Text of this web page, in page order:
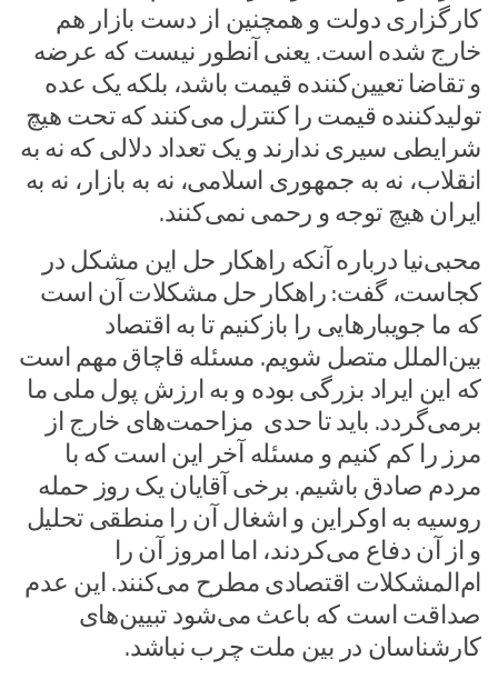
کارگزاری دولت و همچنین از دست بازار هم
خارج شده است. یعنی آنطور نیست که عرضه
و تقاضا تعیین‌کننده قیمت باشد، بلکه یک عده
تولیدکننده‌ قیمت را کنترل می‌کنند که تحت هیچ
شرایطی سیری ندارند و یک تعداد دلالی که نه به
انقلاب، نه به جمهوری اسلامی، نه به بازار، نه به
ایران هیچ توجه و رحمی نمی‌کنند.
محبی‌نیا درباره آنکه راهکار حل این مشکل در
کجاست، گفت: راهکار حل مشکلات آن است
که ما جویبارهایی را بازکنیم تا به اقتصاد
بین‌الملل متصل شویم. مسئله قاچاق مهم است
که این ایراد بزرگی بوده و به ارزش پول ملی ما
برمی‌گردد. باید تا حدی مزاحمت‌های خارج از
مرز را کم کنیم و مسئله آخر این است که با
مردم صادق باشیم. برخی آقایان یک روز حمله
روسیه به اوکراین و اشغال آن را منطقی تحلیل
و از آن دفاع می‌کردند، اما امروز آن را
ام‌المشکلات اقتصادی مطرح می‌کنند. این عدم
صداقت است که باعث می‌شود تبیین‌های
کارشناسان در بین ملت چرب نباشد.